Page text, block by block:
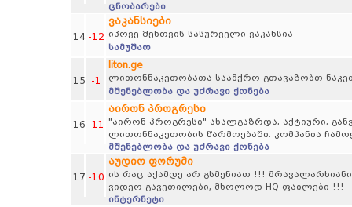
ცნობარები
14 -12
ვაკანსიები
იპოვე შენთვის სასურველი ვაკანსია
სამუშაო
15 -1
liton.ge
ლითონნაკეთობათა საამქრო გთავაზობთ
მშენებლობა და უძრავი ქონება
16 -11
აირონ პროგრესი
"აირონ პროგრესი" ახალგაზრდა, აქტიური,
ლითონნაკეთობის წარმოებაში. კომპანია
მშენებლობა და უძრავი ქონება
17 -10
აუდიო ფორუმი
ის რაც აქამდე არ გსმენიათ !!! მრავალარხიანი
ვიდეო გავეთილები, მხოლოდ HQ ფაილები !!!
ინტერნეტი